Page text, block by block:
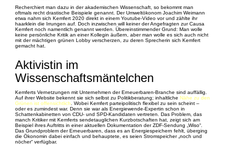
Recherchiert man dazu in der akademischen Wissenschaft, so bekommt man
oftmals recht drastische Beispiele genannt. Der Umweltökonom Joachim Weimann
etwa nahm sich Kemfert 2020 direkt in einem Youtube-Video vor und zählte ihr
haarklein die Irrungen auf. Doch inzwischen will keiner der Angefragten zur Causa
Kemfert noch namentlich genannt werden. Übereinstimmender Grund: Man wolle
keine persönliche Kritik an einer Kollegin äußern, aber man wolle es sich auch nicht
mit der mächtigen grünen Lobby verscherzen, zu deren Sprecherin sich Kemfert
gemacht hat.
Aktivistin im
Wissenschaftsmäntelchen
Kemferts Vernetzungen mit Unternehmen der Erneuerbaren-Branche sind auffällig.
Auf ihrer Website bekennt sie sich selbst zu Politikberatung; inhaltliche Nähe zu den
Grünen ist offensichtlich . Wobei Kemfert parteipolitisch flexibel zu sein scheint –
oder es zumindest war. Denn sie war als Energiewende-Expertin schon in
Schattenkabinetten von CDU- und SPD-Kandidaten vertreten. Das Problem, das
manch Kritiker mit Kemferts sendetauglichen Kurzbotschaften hat, zeigt sich am
Beispiel ihres Auftritts in einer aktuellen Dokumentation der ZDF-Sendung „Wiso“.
Das Grundproblem der Erneuerbaren, dass es an Energiespeichern fehlt, überging
die Ökonomin dabei einfach und behauptete, es seien Stromspeicher „noch und
nöcher“ verfügbar.